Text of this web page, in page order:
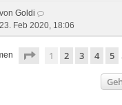
von Goldi
23. Feb 2020, 18:06
Seite von20
1 2 3 4 5